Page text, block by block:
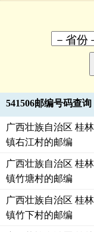
541506邮编号码查询
广西壮族自治区 桂
镇右江村的邮编
广西壮族自治区 桂
镇竹塘村的邮编
广西壮族自治区 桂
镇竹下村的邮编